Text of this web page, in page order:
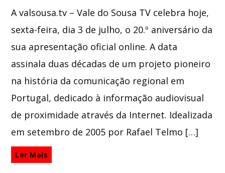
A valsousa.tv – Vale do Sousa TV celebra hoje,
sexta-feira, dia 3 de julho, o 20.º aniversário da
sua apresentação oficial online. A data
assinala duas décadas de um projeto pioneiro
na história da comunicação regional em
Portugal, dedicado à informação audiovisual
de proximidade através da Internet. Idealizada
em setembro de 2005 por Rafael Telmo […]
Ler Mais